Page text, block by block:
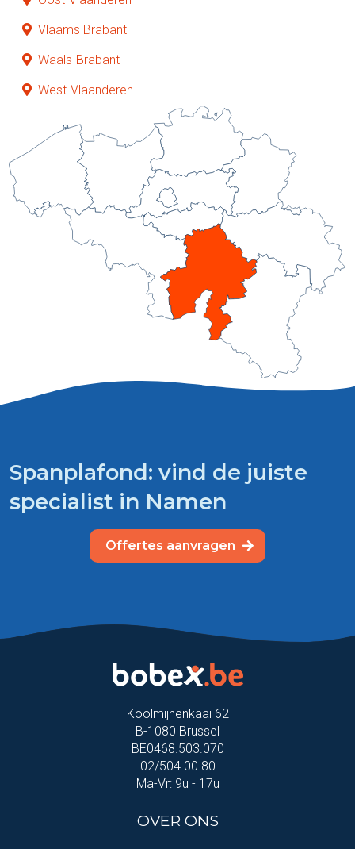
Vlaams Brabant
Waals-Brabant
West-Vlaanderen
Spanplafond: vind de juiste
specialist in Namen
Offertes aanvragen
Koolmijnenkaai 62
B-1080 Brussel
BE0468.503.070
02/504 00 80
Ma-Vr: 9u - 17u
OVER ONS